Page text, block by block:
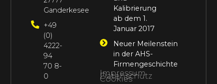
Kalibrierung
ab dem 1.
Januar 2017
Neuer Meilenstein
in der AHS-
Firmengeschichte
Impressum
Datenschutz
Cookies
Ganderkesee
+49
(0)
4222-
94
70 8-
0